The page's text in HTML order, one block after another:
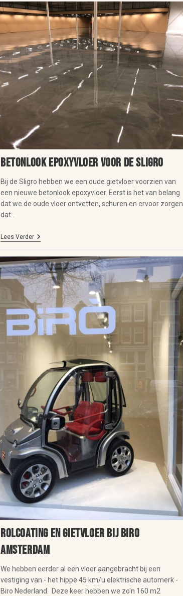
Betonlook epoxyvloer voor de Sligro
Bij de Sligro hebben we een oude gietvloer voorzien van
een nieuwe betonlook epoxyvloer. Eerst is het van belang
dat we de oude vloer ontvetten, schuren en ervoor zorgen
dat…
Lees Verder
Rolcoating en gietvloer bij Biro
Amsterdam
We hebben eerder al een vloer aangebracht bij een
vestiging van - het hippe 45 km/u elektrische automerk -
Biro Nederland. Deze keer hebben we zo'n 160 m2